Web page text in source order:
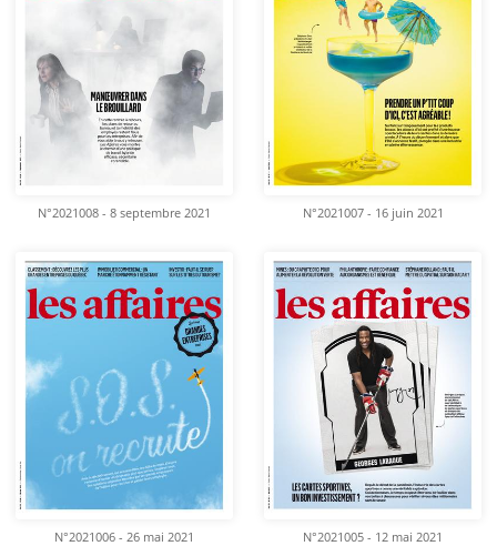
N°2021008 - 8 septembre 2021 N°2021007 - 16 juin 2021
N°2021006 - 26 mai 2021 N°2021005 - 12 mai 2021